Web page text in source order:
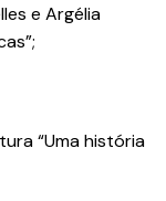
e Argélia
“Uma história